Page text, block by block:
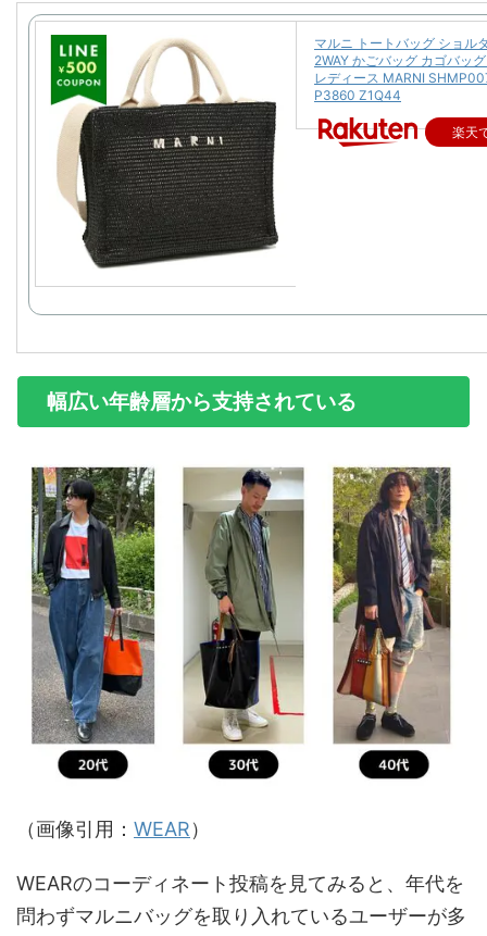
マルニ トートバッグ ショル
2WAY かごバッグ カゴバッ
レディース MARNI
P3860 Z1Q44
楽天
幅広い年齢層から支持されている
（画像引用： WEAR）
WEARのコーディネート投稿を見てみると、年代を
問わずマルニバッグを取り入れているユーザーが多